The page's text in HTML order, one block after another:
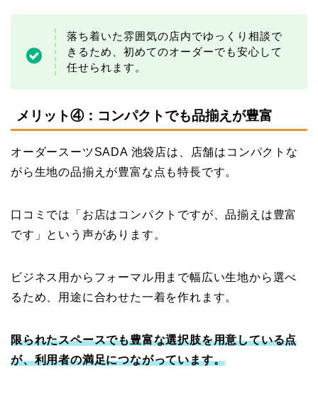
落ち着いた雰囲気の店内でゆっくり相談で
きるため、初めてのオーダーでも安心して
任せられます。
メリット④：コンパクトでも品揃えが豊富
オーダースーツSADA 池袋店は、店舗はコンパクトな
がら生地の品揃えが豊富な点も特長です。
口コミでは「お店はコンパクトですが、品揃えは豊富
です」という声があります。
ビジネス用からフォーマル用まで幅広い生地から選べ
るため、用途に合わせた一着を作れます。
限られたスペースでも豊富な選択肢を用意している点
が、利用者の満足につながっています。